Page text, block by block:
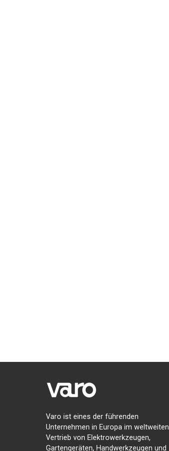
Varo ist eines der führenden
Unternehmen in Europa im weltweiten
Vertrieb von Elektrowerkzeugen,
Gartengeräten, Handwerkzeugen und